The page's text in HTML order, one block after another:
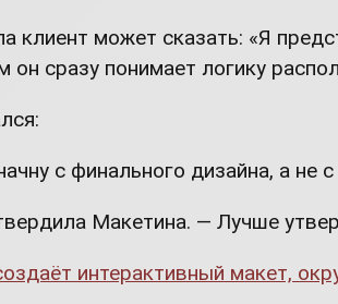
клиент может сказать: «Я
он сразу понимает логику
с финального дизайна, а не
Макетина. — Лучше